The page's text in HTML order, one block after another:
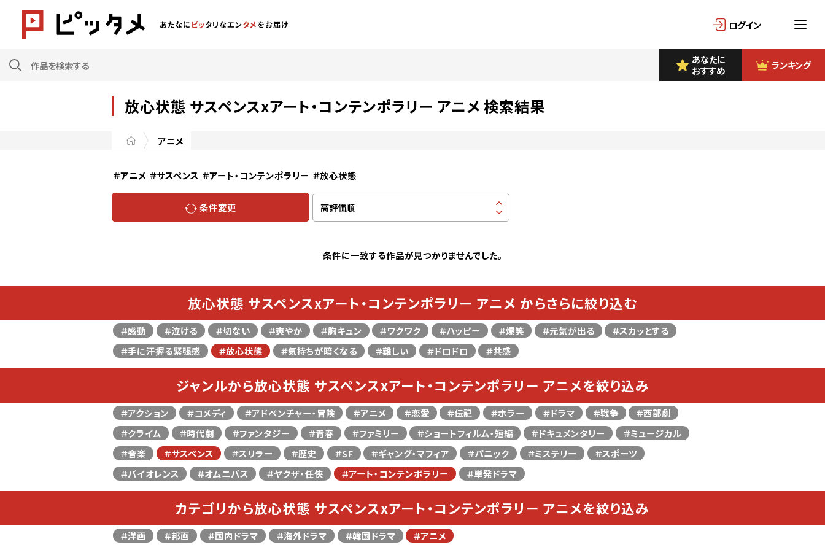
あたなに ピッタリなエンタメをお届け ログイン
あなたに
おすすめ
ランキング
放心状態 サスペンスxアート・コンテンポラリー アニメ 検索結果
アニメ
＃アニメ ＃サスペンス ＃アート・コンテンポラリー ＃放心状態
条件変更
条件に一致する作品が見つかりませんでした。
放心状態 サスペンスxアート・コンテンポラリー アニメ からさらに絞り込む
＃感動 ＃泣ける ＃切ない ＃爽やか ＃胸キュン ＃ワクワク ＃ハッピー ＃爆笑 ＃元気が出る
＃スカッとする
＃手に汗握る緊張感
＃放心状態 ＃気持ちが暗くなる ＃難しい ＃ドロドロ ＃共感
ジャンルから放心状態 サスペンスxアート・コンテンポラリー アニメを絞り込み
＃アクション ＃コメディ ＃アドベンチャー・冒険 ＃アニメ ＃恋愛 ＃伝記 ＃ホラー ＃ドラマ ＃戦争
＃西部劇
＃クライム
＃時代劇 ＃ファンタジー ＃青春 ＃ファミリー ＃ショートフィルム・短編 ＃ドキュメンタリー
＃ミュージカル
＃音楽
＃サスペンス ＃スリラー ＃歴史 ＃SF ＃ギャング・マフィア ＃パニック ＃ミステリー
＃スポーツ
＃バイオレンス
＃オムニバス ＃ヤクザ・任侠 ＃アート・コンテンポラリー ＃単発ドラマ
カテゴリから放心状態 サスペンスxアート・コンテンポラリー アニメを絞り込み
＃洋画 ＃邦画 ＃国内ドラマ ＃海外ドラマ ＃韓国ドラマ ＃アニメ